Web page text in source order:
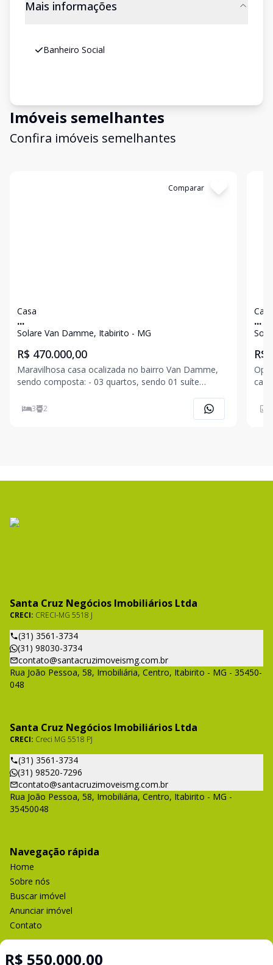
Mais informações
Banheiro Social
Imóveis semelhantes
Confira imóveis semelhantes
Comparar
Casa
...
Solare Van Damme, Itabirito - MG
R$ 470.000,00
Maravilhosa casa ocalizada no bairro Van Damme,
sendo composta: - 03 quartos, sendo 01 suíte
(com armário planejado); - sala conjugada com
cozinha; - área de serviço; - amplo terreiro; - vaga de
3 2
Casa
...
R$
R$ 550.000,00
Santa Cruz Negócios Imobiliários Ltda
CRECI: CRECI-MG 5518 J
(31) 3561-3734
(31) 98030-3734
contato@santacruzimoveismg.com.br
Rua João Pessoa, 58, Imobiliária, Centro, Itabirito - MG - 35450-
048
Santa Cruz Negócios Imobiliários Ltda
CRECI: Creci MG 5518 PJ
(31) 3561-3734
(31) 98520-7296
contato@santacruzimoveismg.com.br
Rua João Pessoa, 58, Imobiliária, Centro, Itabirito - MG -
35450048
Navegação rápida
Home
Sobre nós
Buscar imóvel
Anunciar imóvel
Contato